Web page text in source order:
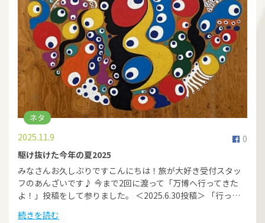
ネタ
0
2025.11.9
駆け抜けた今年の夏2025
みなさんお久しぶりですこんにちは！旅が大好き受付スタッ
フのあんざいです♪ 今まで2回に渡って「万博へ行ってきた
よ！」投稿をして参りました。 ＜2025.6.30投稿＞ 「行っ…
続きを読む